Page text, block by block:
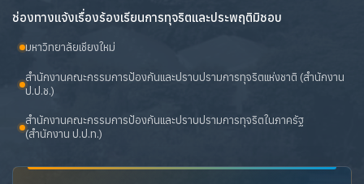
ช่องทางแจ้งเรื่องร้องเรียนการทุจริตและประพฤติมิชอบ
มหาวิทยาลัยเชียงใหม่
สำนักงานคณะกรรมการป้องกันและปราบปรามการทุจริตแห่งชาติ (สำนักงาน
ป.ป.ช.)
สำนักงานคณะกรรมการป้องกันและปราบปรามการทุจริตในภาครัฐ
(สำนักงาน ป.ป.ท.)